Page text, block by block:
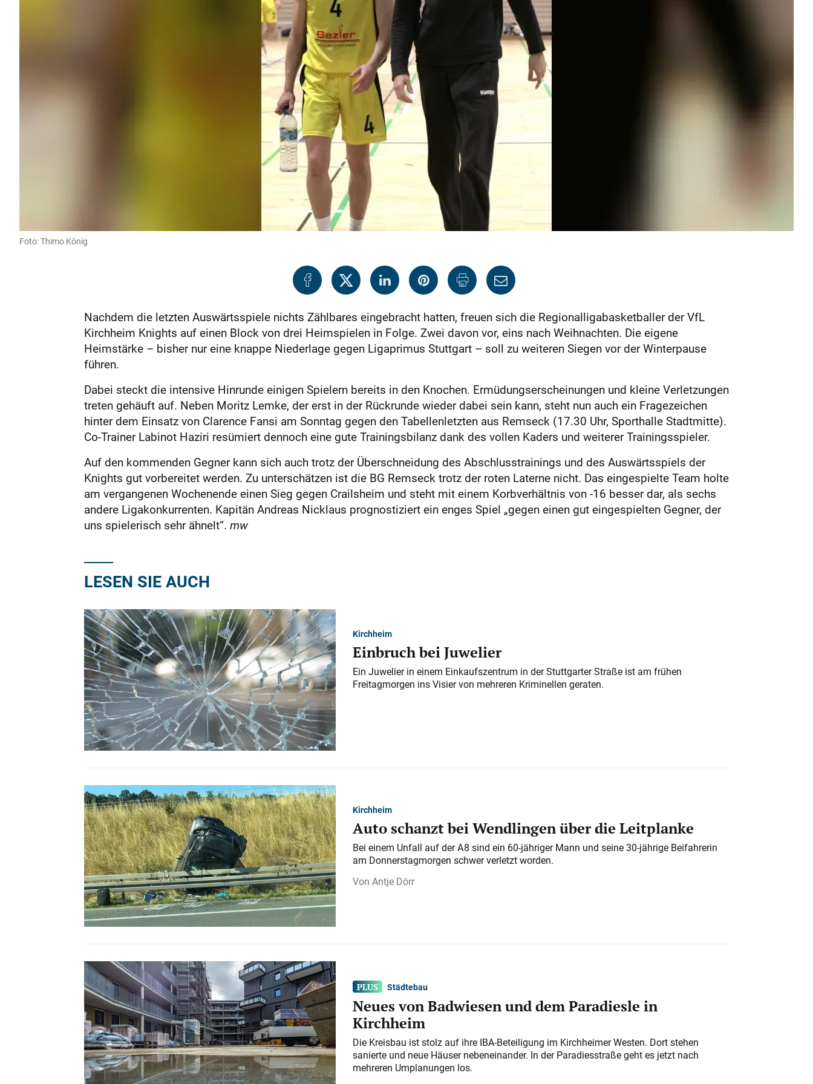
Foto: Thimo König
Nachdem die letzten Auswärtsspiele nichts Zählbares eingebracht hatten, freuen sich die Regionalligabasketballer der VfL
Kirchheim Knights auf einen Block von drei Heimspielen in Folge. Zwei davon vor, eins nach Weihnachten. Die eigene
Heimstärke – bisher nur eine knappe Niederlage gegen Ligaprimus Stuttgart – soll zu weiteren Siegen vor der Winterpause
führen.
Dabei steckt die intensive Hinrunde einigen Spielern bereits in den Knochen. Ermüdungserscheinungen und kleine Verletzungen
treten gehäuft auf. Neben Moritz Lemke, der erst in der Rückrunde wieder dabei sein kann, steht nun auch ein Fragezeichen
hinter dem Einsatz von Clarence Fansi am Sonntag gegen den Tabellenletzten aus Remseck (17.30 Uhr, Sporthalle Stadtmitte).
Co-Trainer Labinot Haziri resümiert dennoch eine gute Trainingsbilanz dank des vollen Kaders und weiterer Trainingsspieler.
Auf den kommenden Gegner kann sich auch trotz der Überschneidung des Abschlusstrainings und des Auswärtsspiels der
Knights gut vorbereitet werden. Zu unterschätzen ist die BG Remseck trotz der roten Laterne nicht. Das eingespielte Team holte
am vergangenen Wochenende einen Sieg gegen Crailsheim und steht mit einem Korbverhältnis von -16 besser dar, als sechs
andere Ligakonkurrenten. Kapitän Andreas Nicklaus prognostiziert ein enges Spiel „gegen einen gut eingespielten Gegner, der
uns spielerisch sehr ähnelt“. mw
LESEN SIE AUCH
Kirchheim
Einbruch bei Juwelier
Ein Juwelier in einem Einkaufszentrum in der Stuttgarter Straße ist am frühen
Freitagmorgen ins Visier von mehreren Kriminellen geraten.
Kirchheim
Auto schanzt bei Wendlingen über die Leitplanke
Bei einem Unfall auf der A 8 sind ein 60-jähriger Mann und seine 30-jährige Beifahrerin
am Donnerstagmorgen schwer verletzt worden.
Antje Dörr
Städtebau
Neues von Badwiesen und dem Paradiesle in
Kirchheim
Die Kreisbau ist stolz auf ihre IBA-Beteiligung im Kirchheimer Westen. Dort stehen
sanierte und neue Häuser nebeneinander. In der Paradiesstraße geht es jetzt nach
mehreren Umplanungen los.